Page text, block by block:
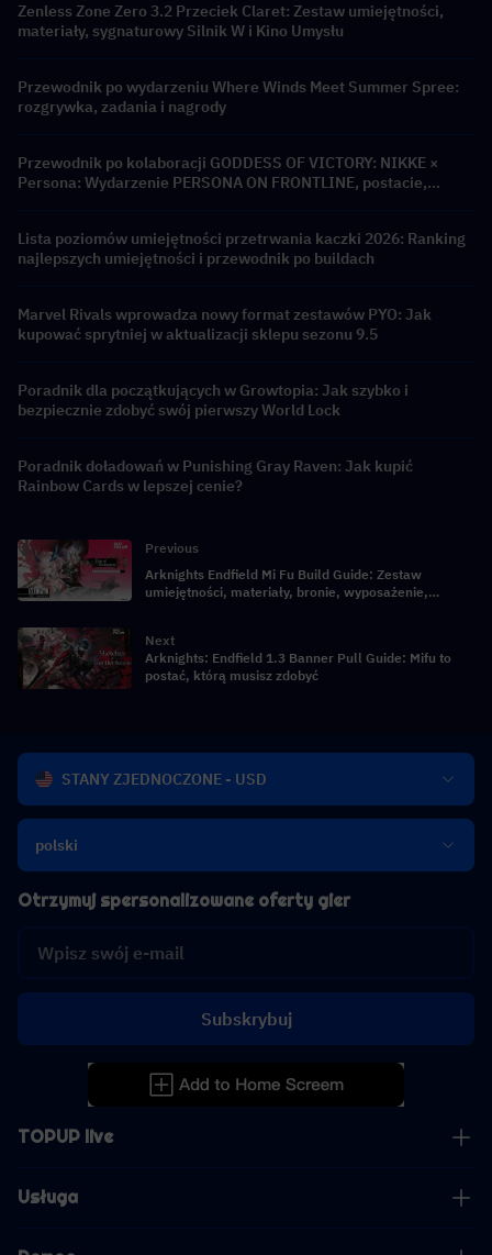
Zenless Zone Zero 3.2 Przeciek Claret: Zestaw umiejętności,
materiały, sygnaturowy Silnik W i Kino Umysłu
Przewodnik po wydarzeniu Where Winds Meet Summer Spree:
rozgrywka, zadania i nagrody
Przewodnik po kolaboracji GODDESS OF VICTORY: NIKKE ×
Persona: Wydarzenie PERSONA ON FRONTLINE, postacie,
Lista poziomów umiejętności przetrwania kaczki 2026: Ranking
najlepszych umiejętności i przewodnik po buildach
Marvel Rivals wprowadza nowy format zestawów PYO: Jak
kupować sprytniej w aktualizacji sklepu sezonu 9.5
Poradnik dla początkujących w Growtopia: Jak szybko i
bezpiecznie zdobyć swój pierwszy World Lock
Poradnik doładowań w Punishing Gray Raven: Jak kupić
Rainbow Cards w lepszej cenie?
Previous
Arknights Endfield Mi Fu Build Guide: Zestaw
umiejętności, materiały, bronie, wyposażenie,
Next
Arknights: Endfield 1.3 Banner Pull Guide: Mifu to
postać, którą musisz zdobyć
STANY ZJEDNOCZONE - USD
polski
TOPUP live
Usługa
Otrzymuj spersonalizowane oferty gier
Subskrybuj